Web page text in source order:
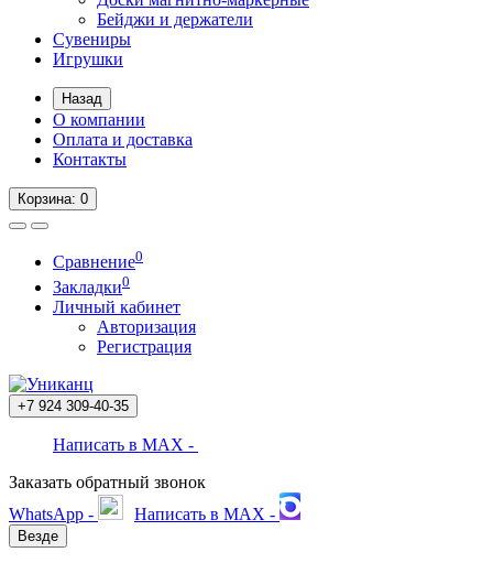
Бейджи и держатели
Сувениры
Игрушки
Назад
О компании
Оплата и доставка
Контакты
Корзина: 0
Сравнение0
Закладки0
Личный кабинет
Авторизация
Регистрация
+7 924 309-40-35
Написать в MAX -
Заказать обратный звонок
WhatsApp -
Написать в MAX -
Везде